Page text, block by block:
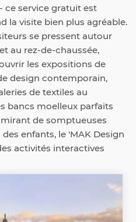
ce service gratuit est
la visite bien plus agréable.
se pressent autour
au rez-de-chaussée,
les expositions de
design contemporain,
de textiles au
bancs moelleux parfaits
de somptueuses
enfants, le 'MAK Design
activités interactives